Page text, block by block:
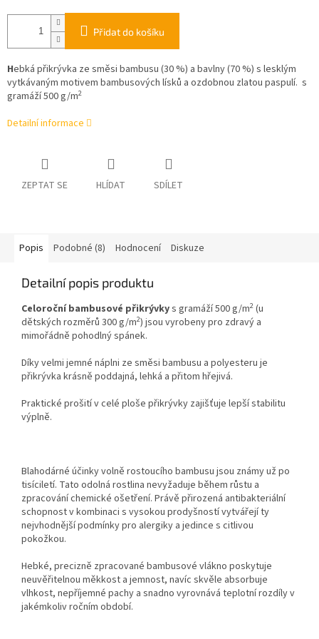
Přidat do košíku
Hebká přikrývka ze směsi bambusu (30 %) a bavlny (70 %) s lesklým
vytkávaným motivem bambusových lísků a ozdobnou zlatou paspulí. s
gramáží 500 g/m2
Detailní informace
ZEPTAT SE HLÍDAT SDÍLET
Popis Podobné (8) Hodnocení Diskuze
Detailní popis produktu
Celoroční bambusové přikrývkys gramáží 500 g/m2 (u
dětských rozměrů 300 g/m2) jsou vyrobeny pro zdravý a
mimořádně pohodlný spánek.
Díky velmi jemné náplni ze směsi bambusu a polyesteru je
přikrývka krásně poddajná, lehká a přitom hřejivá.
Praktické prošití v celé ploše přikrývky zajišťuje lepší stabilitu
výplně.
Blahodárné účinky volně rostoucího bambusu jsou známy už po
tisíciletí. Tato odolná rostlina nevyžaduje během růstu a
zpracování chemické ošetření. Právě přirozená antibakteriální
schopnost v kombinaci s vysokou prodyšností vytvářejí ty
nejvhodnější podmínky pro alergiky a jedince s citlivou
pokožkou.
Hebké, precizně zpracované bambusové vlákno poskytuje
neuvěřitelnou měkkost a jemnost, navíc skvěle absorbuje
vlhkost, nepříjemné pachy a snadno vyrovnává teplotní rozdíly v
jakémkoliv ročním období.